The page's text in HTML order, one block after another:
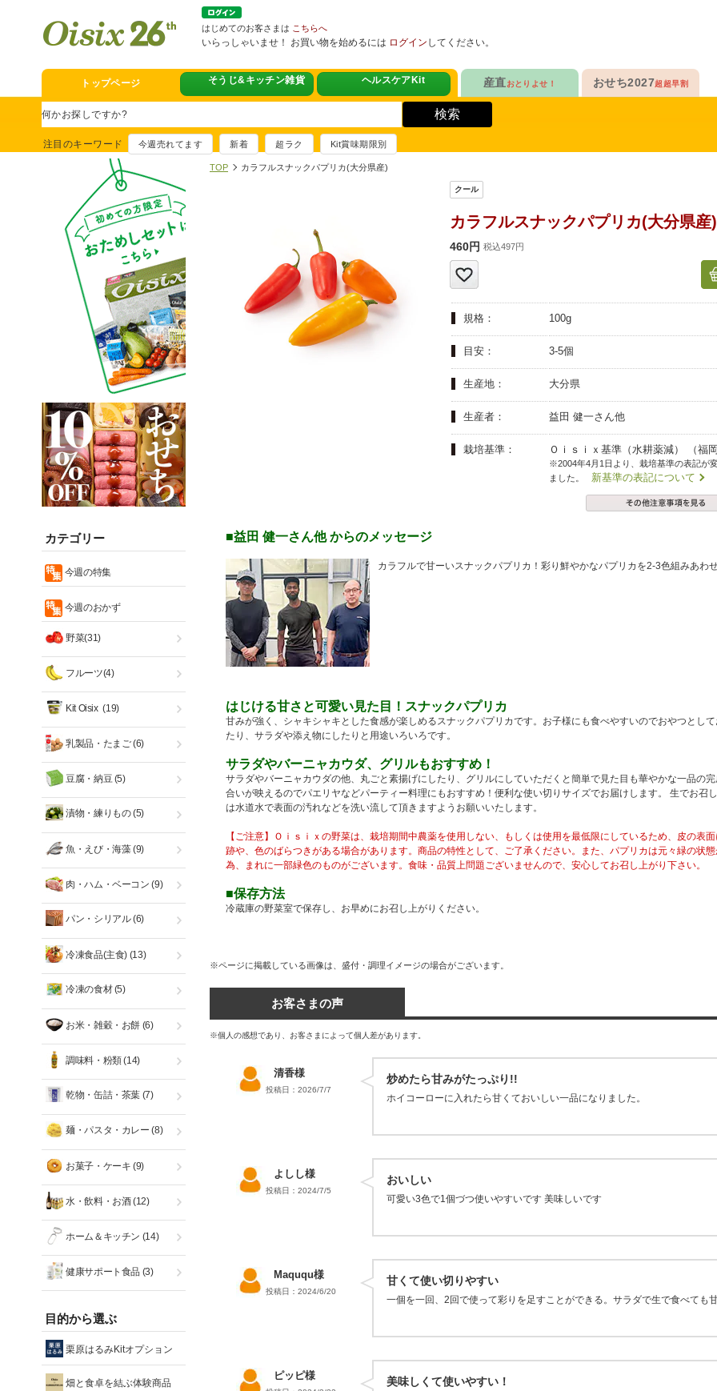
はじめてのお客さまは こちらへ
いらっしゃいませ！ お買い物を始めるには ログイン してください。
トップページ そうじ&キッチン雑貨
豪華賞品が当たるチャンス
満足ごはん大集合
おすすめ！出汁付き肉吸い
そうじ&キッチン雑貨
夏に便利！新商品6点登場
熊本地震への緊急支援
寄付付き商品取り扱い中
ヘルスケアKit
ヘルスケアKit
健康サポート食品
3品作れるバランス献立
産直おとりよせ！
人気No.3
ファンが年々増！
貴重な黄桃食べ比べ
奥山さんの幸せの黄桃
夏にピッタリ
モチモチ食感チーズ
おせち2027超超早割
自慢はローストビーフ
大人も子どもも
人気品目を増量！
家族でたっぷり楽しむ
人気二段重「高砂」と
本格中華オードブル
検索
注目のキーワード 今週売れてます 新着 超ラク Kit賞味期限別
TOP カラフルスナックパプリカ(大分県産)
カラフルスナックパプリカ(大分県産)
460円 税込497円
規格： 100g
目安： 3-5個
生産地： 大分県
生産者： 益田 健一さん他
栽培基準： Ｏｉｓｉｘ基準（水耕薬減） （福
※2004年4月1日より、栽培基準の表記が
ました。 新基準の表記について
■益田 健一さん他 からのメッセージ
カラフルで甘ーいスナックパプリカ！彩り鮮やかなパプリカを2-3色組みあわ
はじける甘さと可愛い見た目！スナックパプリカ
甘みが強く、シャキシャキとした食感が楽しめるスナックパプリカです。お子様にも食べやすいのでおやつとし
たり、サラダや添え物にしたりと用途いろいろです。
サラダやバーニャカウダ、グリルもおすすめ！
サラダやバーニャカウダの他、丸ごと素揚げにしたり、グリルにしていただくと簡単で見た目も華やかな一品の
合いが映えるのでパエリヤなどパーティー料理にもおすすめ！便利な使い切りサイズでお届けします。 生でお召
は水道水で表面の汚れなどを洗い流して頂きますようお願いいたします。
【ご注意】Ｏｉｓｉｘの野菜は、栽培期間中農薬を使用しない、もしくは使用を最低限にしているため、皮の表
跡や、色のばらつきがある場合があります。商品の特性として、ご了承ください。また、パプリカは元々緑の状
為、まれに一部緑色のものがございます。食味・品質上問題ございませんので、安心してお召し上がり下さい。
■保存方法
冷蔵庫の野菜室で保存し、お早めにお召し上がりください。
※ページに掲載している画像は、盛付・調理イメージの場合がございます。
お客さまの声
※個人の感想であり、お客さまによって個人差があります。
清香様
投稿日：2026/7/7
炒めたら甘みがたっぷり!!
ホイコーローに入れたら甘くておいしい一品になりました。
よしし様
投稿日：2024/7/5
おいしい
可愛い3色で1個づつ使いやすいです 美味しいです
Maququ様
投稿日：2024/6/20
甘くて使い切りやすい
一個を一回、2回で使って彩りを足すことができる。サラダで生で食べても
ピッピ様 美味しくて使いやすい！
カテゴリー
今週の特集
今週のおかず
野菜(31)
フルーツ(4)
Kit Oisix (19)
乳製品・たまご(6)
豆腐・納豆(5)
漬物・練りもの(5)
魚・えび・海藻(9)
肉・ハム・ベーコン (9)
パン・シリアル(6)
冷凍食品(主食) (13)
冷凍の食材(5)
お米・雑穀・お餅 (6)
調味料・粉類(14)
乾物・缶詰・茶葉 (7)
麺・パスタ・カレー (8)
お菓子・ケーキ (9)
水・飲料・お酒(12)
ホーム＆キッチン (14)
健康サポート食品 (3)
目的から選ぶ
栗原はるみKitオプション
畑と食卓を結ぶ体験商品